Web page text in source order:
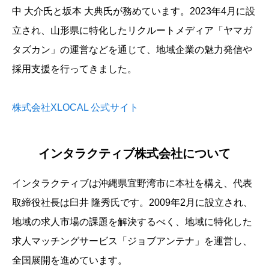
中 大介氏と坂本 大典氏が務めています。2023年4月に設
立され、山形県に特化したリクルートメディア「ヤマガ
タズカン」の運営などを通じて、地域企業の魅力発信や
採用支援を行ってきました。
株式会社XLOCAL 公式サイト
インタラクティブ株式会社について
インタラクティブは沖縄県宜野湾市に本社を構え、代表
取締役社長は臼井 隆秀氏です。2009年2月に設立され、
地域の求人市場の課題を解決するべく、地域に特化した
求人マッチングサービス「ジョブアンテナ」を運営し、
全国展開を進めています。